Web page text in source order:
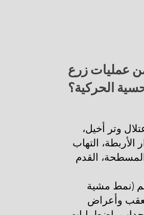
عمليات زرع
الحركية؟
وتر أخيل،
الأربطة، التهاب
القدم
(نمط مشية
وأعراض